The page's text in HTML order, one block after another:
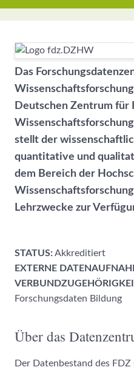
Das
Deutschen Zentrum für
stellt der
quantitative und
dem Bereich der
Lehrzwecke zur
STATUS:Akkreditiert
EXTERNE
Forschungsdaten Bildung
Über das
Der Datenbestand des